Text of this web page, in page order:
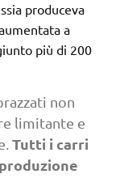
produceva
a
più di 200
non
limitante e
Tutti i carri